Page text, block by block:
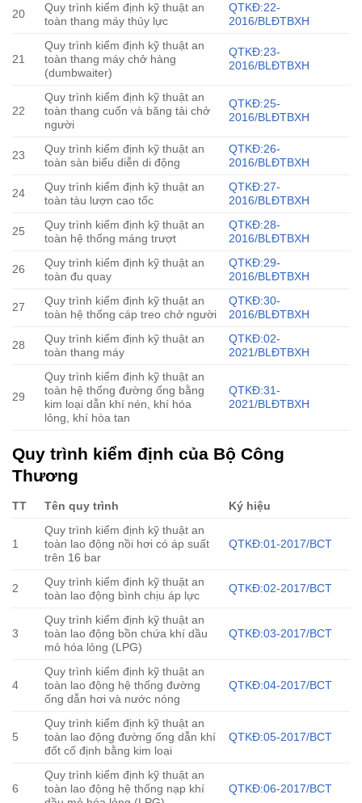
20
Quy trình kiểm định kỹ thuật an
toàn thang máy thủy lực
QTKĐ:22-
2016/BLĐTBXH
21
Quy trình kiểm định kỹ thuật an
toàn thang máy chở hàng
(dumbwaiter)
QTKĐ:23-
2016/BLĐTBXH
22
Quy trình kiểm định kỹ thuật an
toàn thang cuốn và băng tải chở
người
QTKĐ:25-
2016/BLĐTBXH
23
Quy trình kiểm định kỹ thuật an
toàn sàn biểu diễn di động
QTKĐ:26-
2016/BLĐTBXH
24
Quy trình kiểm định kỹ thuật an
toàn tàu lượn cao tốc
QTKĐ:27-
2016/BLĐTBXH
25
Quy trình kiểm định kỹ thuật an
toàn hệ thống máng trượt
QTKĐ:28-
2016/BLĐTBXH
26
Quy trình kiểm định kỹ thuật an
toàn đu quay
QTKĐ:29-
2016/BLĐTBXH
27
Quy trình kiểm định kỹ thuật an
toàn hệ thống cáp treo chở người
QTKĐ:30-
2016/BLĐTBXH
28
Quy trình kiểm định kỹ thuật an
toàn thang máy
QTKĐ:02-
2021/BLĐTBXH
29
Quy trình kiểm định kỹ thuật an
toàn hệ thống đường ống bằng
kim loại dẫn khí nén, khí hóa
lỏng, khí hòa tan
QTKĐ:31-
2021/BLĐTBXH
Quy trình kiểm định của Bộ Công
Thương
TT Tên quy trình Ký hiệu
1
Quy trình kiểm định kỹ thuật an
toàn lao động nồi hơi có áp suất
trên 16 bar
QTKĐ:01-2017/BCT
2
Quy trình kiểm định kỹ thuật an
toàn lao động bình chịu áp lực
QTKĐ:02-2017/BCT
3
Quy trình kiểm định kỹ thuật an
toàn lao động bồn chứa khí dầu
mỏ hóa lỏng (LPG)
QTKĐ:03-2017/BCT
4
Quy trình kiểm định kỹ thuật an
toàn lao động hệ thống đường
ống dẫn hơi và nước nóng
QTKĐ:04-2017/BCT
5
Quy trình kiểm định kỹ thuật an
toàn lao động đường ống dẫn khí
đốt cố định bằng kim loại
QTKĐ:05-2017/BCT
6
Quy trình kiểm định kỹ thuật an
toàn lao động hệ thống nạp khí
QTKĐ:06-2017/BCT